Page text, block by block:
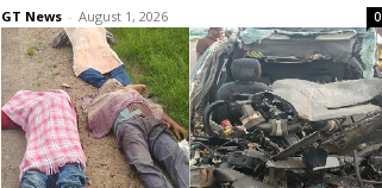
GT News - August 1, 2026 0